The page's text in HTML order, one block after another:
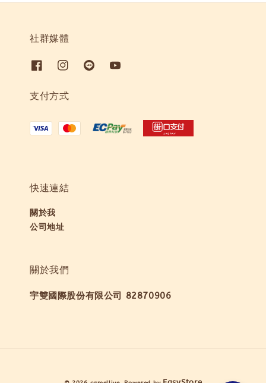
社群媒體
支付方式
快速連結
關於我
公司地址
關於我們
宇雙國際股份有限公司 82870906